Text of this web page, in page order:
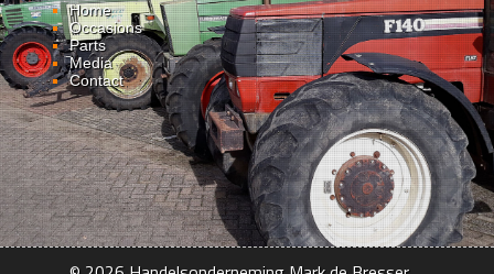
Home
Occasions
Parts
Media
Contact